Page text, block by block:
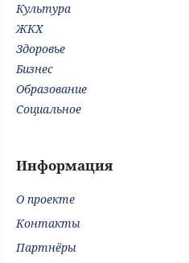
Культура
ЖКХ
Здоровье
Бизнес
Образование
Социальное
Информация
О проекте
Контакты
Партнёры